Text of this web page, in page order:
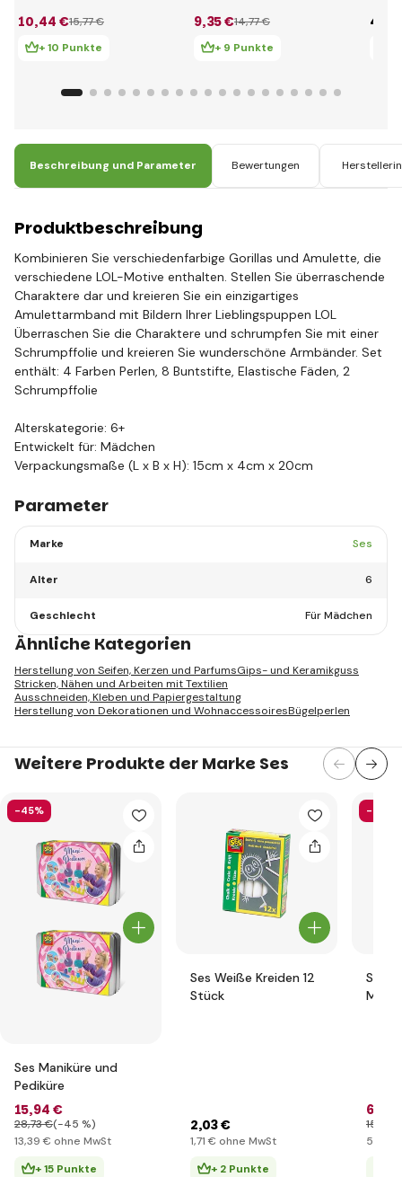
10,44 €15,77 €
+ 10 Punkte
9,35 €14,77 €
+ 9 Punkte
4
Beschreibung und Parameter Bewertungen
Produktbeschreibung
Kombinieren Sie verschiedenfarbige Gorillas und Amulette, die
verschiedene LOL-Motive enthalten. Stellen Sie überraschende
Charaktere dar und kreieren Sie ein einzigartiges
Amulettarmband mit Bildern Ihrer Lieblingspuppen LOL
Überraschen Sie die Charaktere und schrumpfen Sie mit einer
Schrumpffolie und kreieren Sie wunderschöne Armbänder. Set
enthält: 4 Farben Perlen, 8 Buntstifte, Elastische Fäden, 2
Schrumpffolie
Alterskategorie: 6+
Entwickelt für: Mädchen
Verpackungsmaße (L x B x H): 15cm x 4cm x 20cm
Parameter
Marke Ses
Alter 6
Geschlecht Für Mädchen
Ähnliche Kategorien
Herstellung von Seifen, Kerzen und ParfumsGips- und Keramikguss
Stricken, Nähen und Arbeiten mit Textilien
Ausschneiden, Kleben und Papiergestaltung
Herstellung von Dekorationen und WohnaccessoiresBügelperlen
Weitere Produkte der Marke Ses
-45%
Ses Maniküre und
Pediküre
15,94 €
28,73 €(-45 %)
13,39 € ohne MwSt
+ 15 Punkte
Ses Weiße Kreiden 12
Stück
2,03 €
1,71 € ohne MwSt
+ 2 Punkte
-56%
Ses
6
15
5